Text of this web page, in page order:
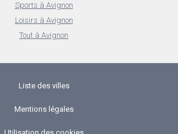
Sports à Avignon
Loisirs à Avignon
Tout à Avignon
Liste des villes
Mentions légales